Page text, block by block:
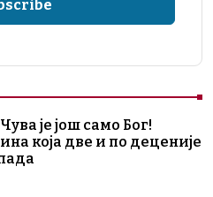
је још само Бог!
која две и по деценије